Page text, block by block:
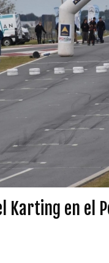
Karting en el